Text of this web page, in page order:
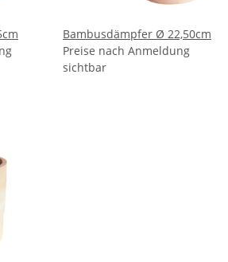
Bambusdämpfer Ø 22,50cm
Preise nach Anmeldung
sichtbar